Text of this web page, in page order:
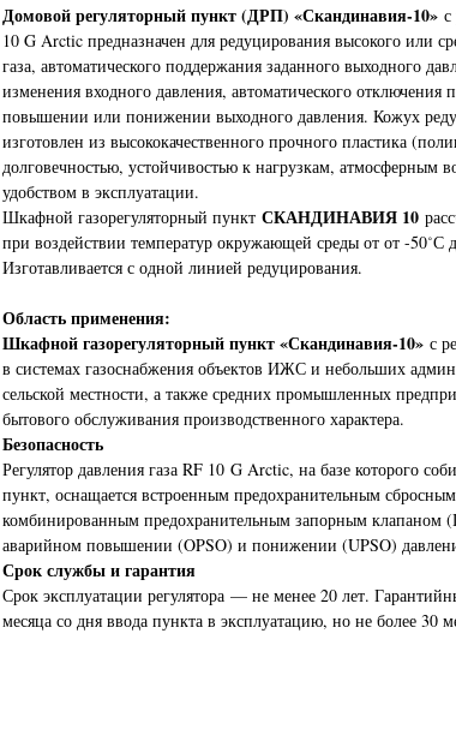
Домовой регуляторный пункт (ДРП) «Скандинавия-10» с
10 G Arctic предназначен для редуцирования высокого или
газа, автоматического поддержания заданного выходного
изменения входного давления, автоматического отключения
повышении или понижении выходного давления. Кожух
изготовлен из высококачественного прочного пластика
долговечностью, устойчивостью к нагрузкам, атмосферным
удобством в эксплуатации.
Шкафной газорегуляторный пункт СКАНДИНАВИЯ 10
при воздействии температур окружающей среды от от -50˚С
Изготавливается с одной линией редуцирования.
Область применения:
Шкафной газорегуляторный пункт «Скандинавия-10» с
в системах газоснабжения объектов ИЖС и небольших
сельской местности, а также средних промышленных
бытового обслуживания производственного характера.
Безопасность
Регулятор давления газа RF 10 G Arctic, на базе которого
пункт, оснащается встроенным предохранительным
комбинированным предохранительным запорным
аварийном повышении (OPSO) и понижении (UPSO)
Срок службы и гарантия
Срок эксплуатации регулятора — не менее 20 лет.
месяца со дня ввода пункта в эксплуатацию, но не более 30